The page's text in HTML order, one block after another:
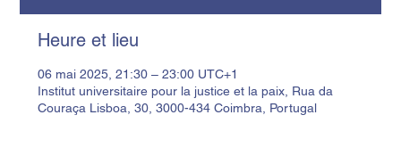
Heure et lieu
06 mai 2025, 21:30 – 23:00 UTC+1
Institut universitaire pour la justice et la paix, Rua da
Couraça Lisboa, 30, 3000-434 Coimbra, Portugal